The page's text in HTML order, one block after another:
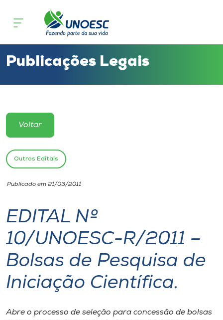
Cursos
Atendimento ao Estudante
Portal de Ensino
Unoesc
Internacionalização
I.nova
Diplomados
Publicações Legais
Voltar
Outros Editais
Publicado em 21/03/2011
EDITAL Nº
10/UNOESC-R/2011 –
Bolsas de Pesquisa de
Iniciação Científica.
Abre o processo de seleção para concessão de bolsas